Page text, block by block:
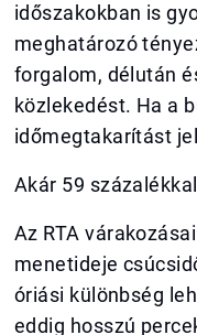
időszakokban is
meghatározó
forgalom, délután
közlekedést. Ha a
időmegtakarítást
Akár 59
Az RTA
menetideje
óriási különbség
eddig hosszú